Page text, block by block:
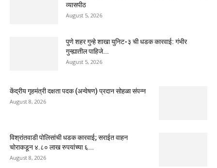
व्यासपीठ
August 5, 2026
पुणे शहर गुन्हे शाखा युनिट-३ ची धडक कारवाई: गंभीर
गुन्ह्यातील पाहिजे...
August 5, 2026
केंद्रीय गृहमंत्री दक्षता पदक (अन्वेषण) प्रदान सोहळा संपन्न
August 8, 2026
विश्रांतवाडी पोलिसांची धडक कारवाई; सराईत वाहन
चोराकडून ४.८० लाख रुपयांच्या ६...
August 8, 2026